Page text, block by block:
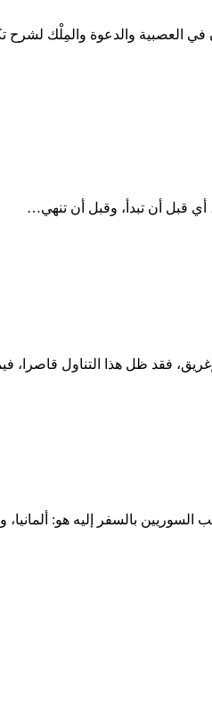
العصبية والدعوة والمِلْك لشرح
فقد ظل هذا التناول قاصرا،
بالسفر إليه هو: ألمانيا،